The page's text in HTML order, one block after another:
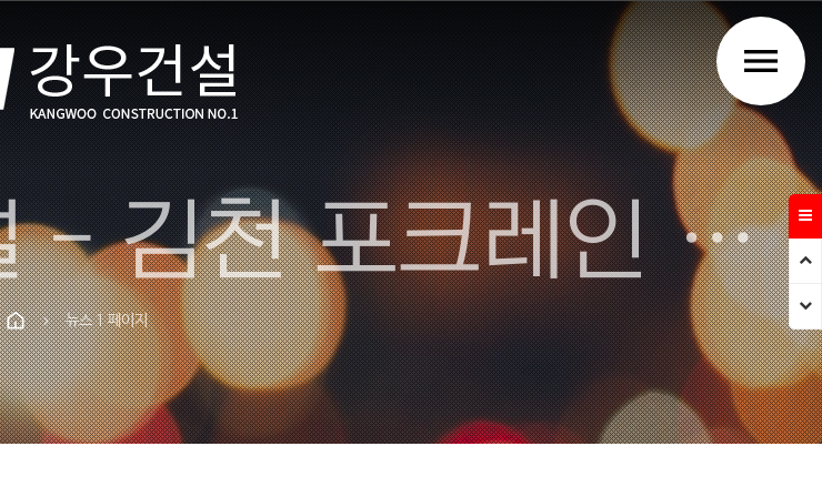
PrevNext
menu
주식회사 강우건설 - 김천 포크레인 덤프트럭 건설업체
chevron_right 뉴스 1 페이지